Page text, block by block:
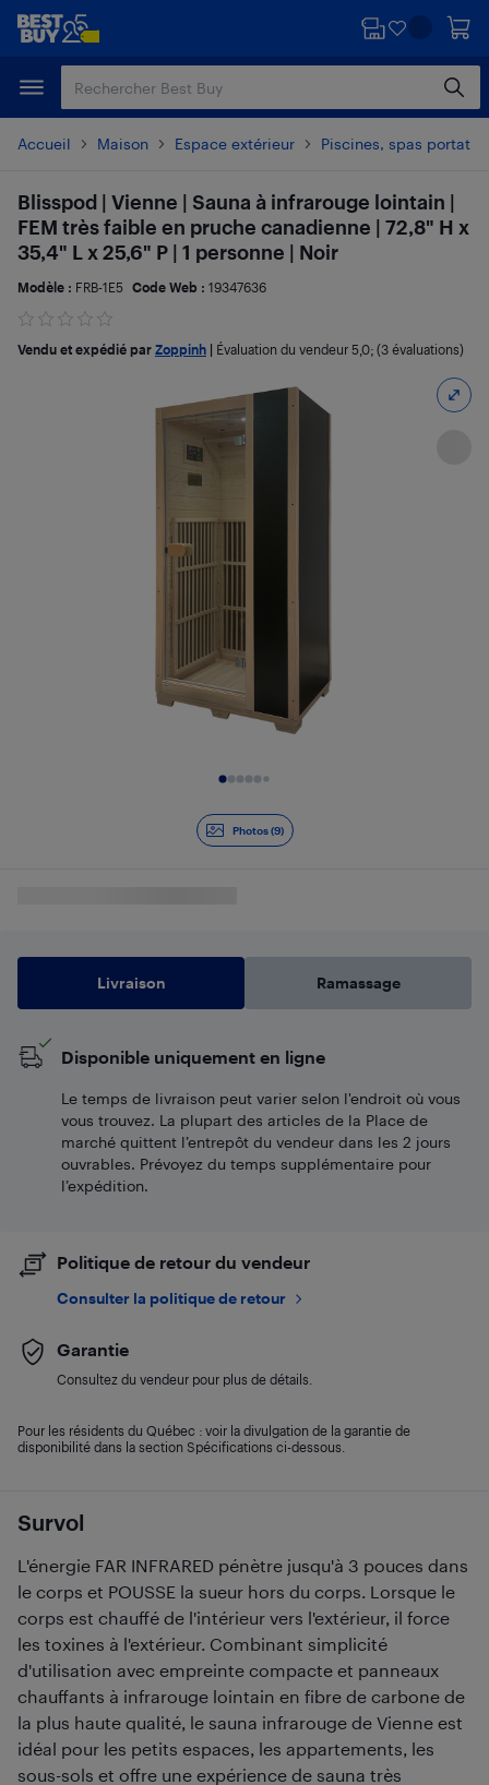
Passer
principal
Passer
Accueil Maison Espace extérieur Piscines, spas
Photos (9)
Survol
L'énergie FAR INFRARED pénètre jusqu'à 3 pouces dans
le corps et POUSSE la sueur hors du corps. Lorsque le
corps est chauffé de l'intérieur vers l'extérieur, il force
les toxines à l'extérieur. Combinant simplicité
d'utilisation avec empreinte compacte et panneaux
chauffants à infrarouge lointain en fibre de carbone de
la plus haute qualité, le sauna infrarouge de Vienne est
idéal pour les petits espaces, les appartements, les
sous-sols et offre une expérience de sauna très
Blisspod | Vienne | Sauna à infrarouge lointain |
FEM très faible en pruche canadienne | 72,8" H x
35,4" L x 25,6" P | 1 personne | Noir
Modèle : FRB-1E5 Code Web : 19347636
Vendu et expédié par Zoppinh Évaluation du vendeur 5,0; (3 évaluations)
Livraison Ramassage
Disponible uniquement en ligne
Le temps de livraison peut varier selon l'endroit où vous
vous trouvez. La plupart des articles de la Place de
marché quittent l’entrepôt du vendeur dans les 2 jours
ouvrables. Prévoyez du temps supplémentaire pour
l’expédition.
Politique de retour du vendeur
Consulter la politique de retour
Garantie
Consultez du vendeur pour plus de détails.
Pour les résidents du Québec : voir la divulgation de la garantie de
disponibilité dans la section Spécifications ci-dessous.